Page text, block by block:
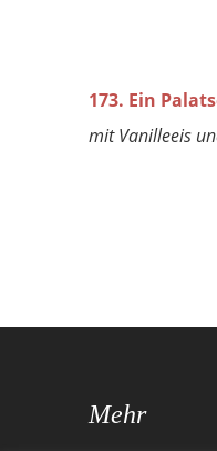
173. Ein
mit Vanilleeis
Mehr